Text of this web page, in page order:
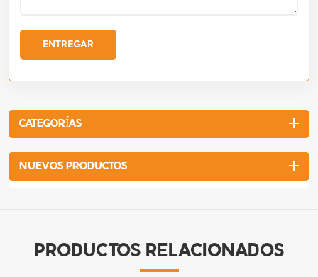
ENTREGAR
CATEGORÍAS
NUEVOS PRODUCTOS
PRODUCTOS RELACIONADOS